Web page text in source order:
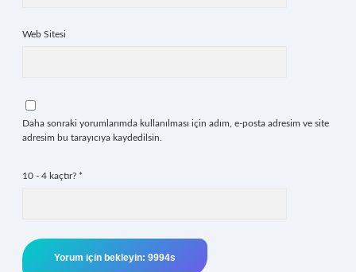
Web Sitesi
Daha sonraki yorumlarımda kullanılması için adım, e-posta adresim ve site
adresim bu tarayıcıya kaydedilsin.
10 - 4 kaçtır? *